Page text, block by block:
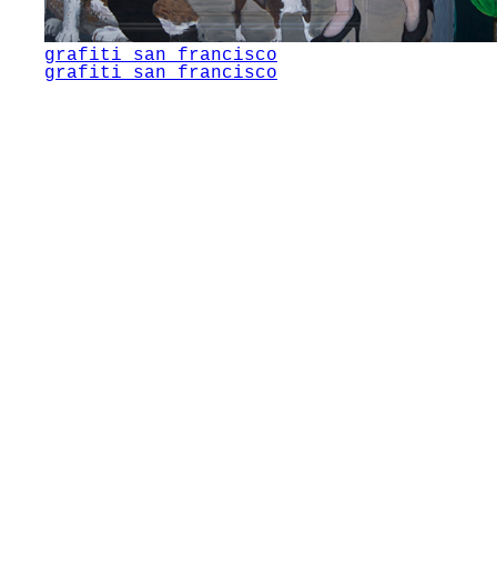
grafiti san francisco
grafiti san francisco